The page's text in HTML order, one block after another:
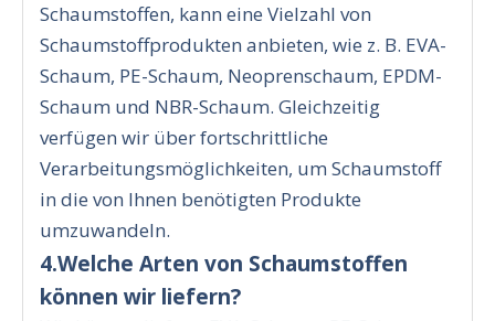
Schaumstoffen, kann eine Vielzahl von
Schaumstoffprodukten anbieten, wie z. B. EVA-
Schaum, PE-Schaum, Neoprenschaum, EPDM-
Schaum und NBR-Schaum. Gleichzeitig
verfügen wir über fortschrittliche
Verarbeitungsmöglichkeiten, um Schaumstoff
in die von Ihnen benötigten Produkte
umzuwandeln.
4.Welche Arten von Schaumstoffen
können wir liefern?